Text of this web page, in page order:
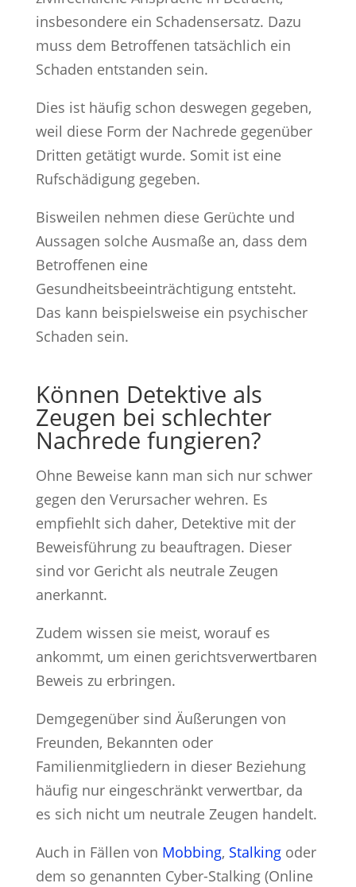
insbesondere ein Schadensersatz. Dazu
muss dem Betroffenen tatsächlich ein
Schaden entstanden sein.
Dies ist häufig schon deswegen gegeben,
weil diese Form der Nachrede gegenüber
Dritten getätigt wurde. Somit ist eine
Rufschädigung gegeben.
Bisweilen nehmen diese Gerüchte und
Aussagen solche Ausmaße an, dass dem
Betroffenen eine
Gesundheitsbeeinträchtigung entsteht.
Das kann beispielsweise ein psychischer
Schaden sein.
Können Detektive als
Zeugen bei schlechter
Nachrede fungieren?
Ohne Beweise kann man sich nur schwer
gegen den Verursacher wehren. Es
empfiehlt sich daher, Detektive mit der
Beweisführung zu beauftragen. Dieser
sind vor Gericht als neutrale Zeugen
anerkannt.
Zudem wissen sie meist, worauf es
ankommt, um einen gerichtsverwertbaren
Beweis zu erbringen.
Demgegenüber sind Äußerungen von
Freunden, Bekannten oder
Familienmitgliedern in dieser Beziehung
häufig nur eingeschränkt verwertbar, da
es sich nicht um neutrale Zeugen handelt.
Auch in Fällen von Mobbing, Stalkingoder
dem so genannten Cyber-Stalking (Online